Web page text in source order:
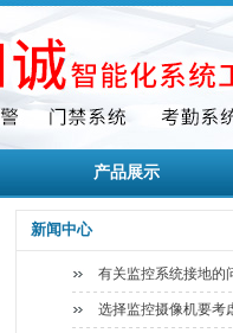
产品展示
新闻中心
有关监控系统接地的
选择监控摄像机要考